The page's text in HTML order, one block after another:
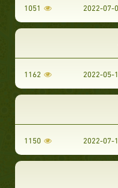
1051
1162
1150